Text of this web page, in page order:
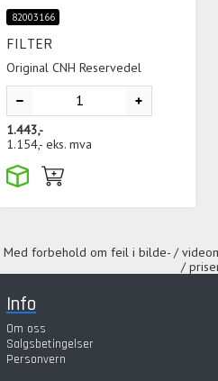
82003166
FILTER
Original CNH Reservedel
1.443,-
1.154,- eks. mva
Med forbehold om feil i bilde- /
/
Info
Om oss
Salgsbetingelser
Personvern